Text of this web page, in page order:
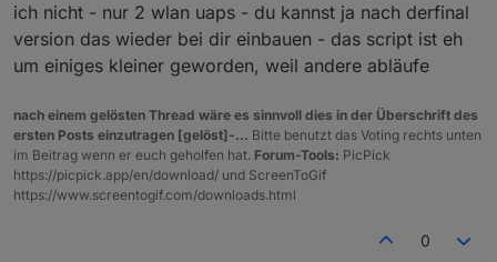
ich nicht - nur 2 wlan uaps - du kannst ja nach derfinal
version das wieder bei dir einbauen - das script ist eh
um einiges kleiner geworden, weil andere abläufe
nach einem gelösten Thread wäre es sinnvoll dies in der Überschrift des
ersten Posts einzutragen [gelöst]-... Bitte benutzt das Voting rechts unten
im Beitrag wenn er euch geholfen hat. Forum-Tools: PicPick
https://picpick.app/en/download/ und ScreenToGif
https://www.screentogif.com/downloads.html
0